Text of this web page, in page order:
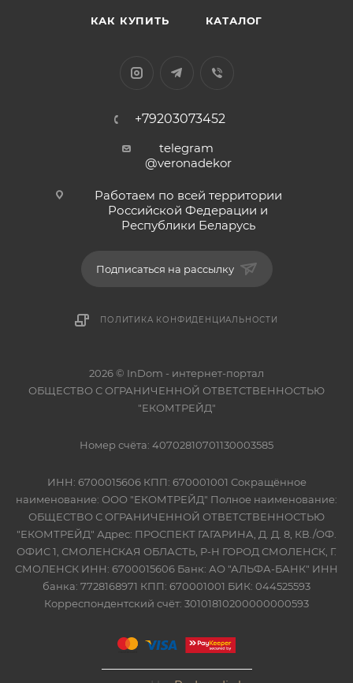
КАК КУПИТЬ КАТАЛОГ
+79203073452
telegram
@veronadekor
Работаем по всей территории
Российской Федерации и
Республики Беларусь
Подписаться на рассылку
ПОЛИТИКА КОНФИДЕНЦИАЛЬНОСТИ
2026 © InDom - интернет-портал
ОБЩЕСТВО С ОГРАНИЧЕННОЙ ОТВЕТСТВЕННОСТЬЮ
"ЕКОМТРЕЙД"
Номер счёта: 40702810701130003585
ИНН: 6700015606 КПП: 670001001 Сокращённое
наименование: ООО "ЕКОМТРЕЙД" Полное наименование:
ОБЩЕСТВО С ОГРАНИЧЕННОЙ ОТВЕТСТВЕННОСТЬЮ
"ЕКОМТРЕЙД" Адрес: ПРОСПЕКТ ГАГАРИНА, Д. Д. 8, КВ./ОФ.
ОФИС 1, СМОЛЕНСКАЯ ОБЛАСТЬ, Р-Н ГОРОД СМОЛЕНСК, Г.
СМОЛЕНСК ИНН: 6700015606 Банк: АО "АЛЬФА-БАНК" ИНН
банка: 7728168971 КПП: 670001001 БИК: 044525593
Корреспондентский счёт: 30101810200000000593